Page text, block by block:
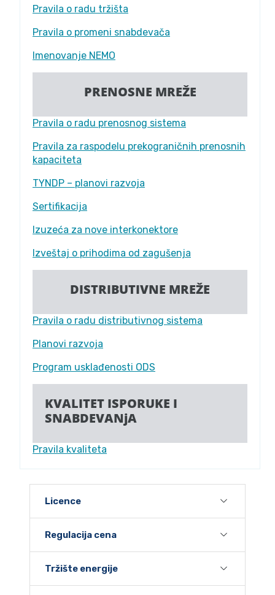
Pravila o radu tržišta
Pravila o promeni snabdevača
Imenovanje NEMO
PRENOSNE MREŽE
Pravila o radu prenosnog sistema
Pravila za raspodelu prekograničnih prenosnih
kapaciteta
TYNDP – planovi razvoja
Sertifikacija
Izuzeća za nove interkonektore
Izveštaj o prihodima od zagušenja
DISTRIBUTIVNE MREŽE
Pravila o radu distributivnog sistema
Planovi razvoja
Program usklađenosti ODS
KVALITET ISPORUKE I
SNABDEVANjA
Pravila kvaliteta
Licence
Regulacija cena
Tržište energije